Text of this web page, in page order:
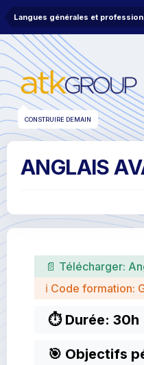
CONSTRUIRE DEMAIN
ANGLAIS
📄 Télécharger:
ℹ Code formation:
⏱ Durée: 30h
🎯 Objectifs